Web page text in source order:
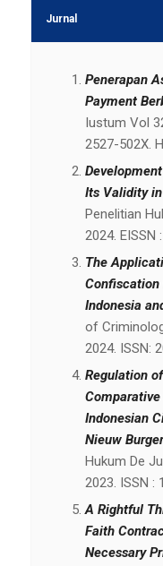
Jurnal
Penerapan
Payment
Iustum Vol
2527-502X.
Its Validity
Penelitian
2024. EISSN
The
Confiscation
Indonesia
of
2024. ISSN:
Regulation
Indonesian
Nieuw
Hukum De
2023. ISSN :
A Rightful
Faith
Necessary